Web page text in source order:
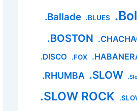
.Ballade .BLUES
.BOSTON
.DISCO .FOX
.RHUMBA .SLOW
.SLOW ROCK